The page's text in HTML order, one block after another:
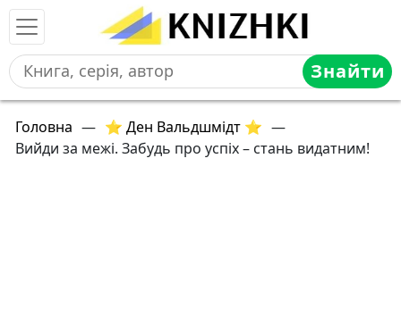
Знайти
Головна — ⭐ Ден Вальдшмідт ⭐ —
Вийди за межі. Забудь про успіх – стань видатним!